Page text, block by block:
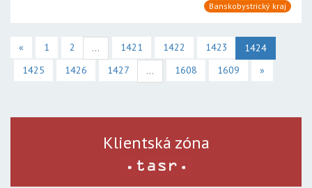
Banskobystrický kraj
« 1 2 ... 1421 1422 1423
1424
1425
1426 1427 ... 1608 1609 »
Klientská zóna